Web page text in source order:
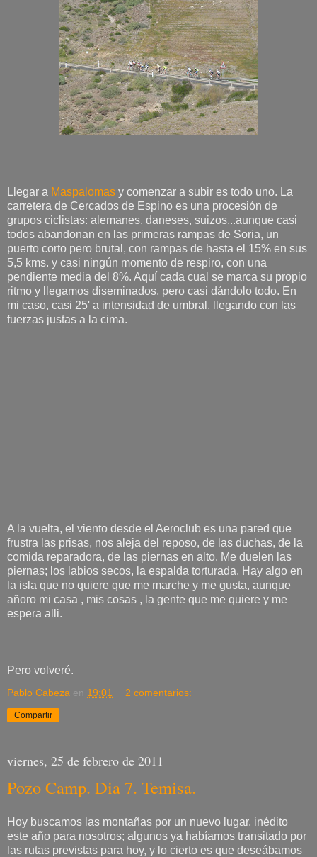
Llegar a Maspalomas y comenzar a subir es todo uno. La
carretera de Cercados de Espino es una procesión de
grupos ciclistas: alemanes, daneses, suizos...aunque casi
todos abandonan en las primeras rampas de Soria, un
puerto corto pero brutal, con rampas de hasta el 15% en sus
5,5 kms. y casi ningún momento de respiro, con una
pendiente media del 8%. Aquí cada cual se marca su propio
ritmo y llegamos diseminados, pero casi dándolo todo. En
mi caso, casi 25' a intensidad de umbral, llegando con las
fuerzas justas a la cima.
A la vuelta, el viento desde el Aeroclub es una pared que
frustra las prisas, nos aleja del reposo, de las duchas, de la
comida reparadora, de las piernas en alto. Me duelen las
piernas; los labios secos, la espalda torturada. Hay algo en
la isla que no quiere que me marche y me gusta, aunque
añoro mi casa , mis cosas , la gente que me quiere y me
espera alli.
Pero volveré.
Pablo Cabeza en 19:01 2 comentarios:
Compartir
viernes, 25 de febrero de 2011
Pozo Camp. Dia 7. Temisa.
Hoy buscamos las montañas por un nuevo lugar, inédito
este año para nosotros; algunos ya habíamos transitado por
las rutas previstas para hoy, y lo cierto es que deseábamos